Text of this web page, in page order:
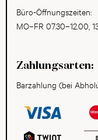
Büro-Öffnungszeiten:
MO–FR 07.30–12.00,
Zahlungsarten:
Barzahlung (bei